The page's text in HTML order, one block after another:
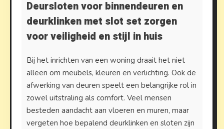
Deursloten voor binnendeuren en
deurklinken met slot set zorgen
voor veiligheid en stijl in huis
Bij het inrichten van een woning draait het niet
alleen om meubels, kleuren en verlichting. Ook de
afwerking van deuren speelt een belangrijke rol in
zowel uitstraling als comfort. Veel mensen
besteden aandacht aan vloeren en muren, maar
vergeten hoe bepalend deurklinken en sloten zijn